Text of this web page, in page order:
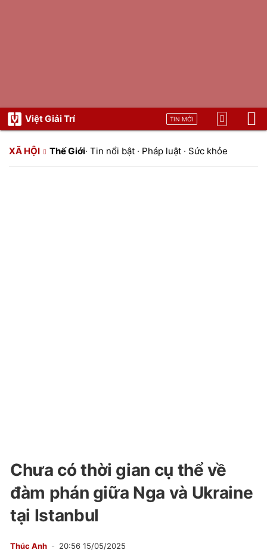
Việt Giải Trí TIN MỚI
XÃ HỘI Thế Giới· Tin nổi bật · Pháp luật · Sức khỏe
Chưa có thời gian cụ thể về
đàm phán giữa Nga và Ukraine
tại Istanbul
Thúc Anh 20:56 15/05/2025